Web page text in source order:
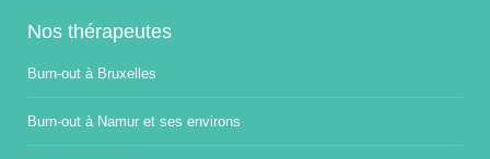
Nos thérapeutes
Burn-out à Bruxelles
Burn-out à Namur et ses environs